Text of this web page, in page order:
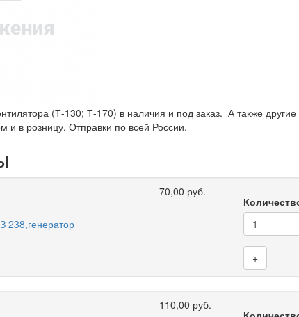
(Т-130; Т-170) в наличия и под заказ. А также
и в розницу. Отправки по всей России.
238,генератор
70,00 руб.
+
110,00 руб.